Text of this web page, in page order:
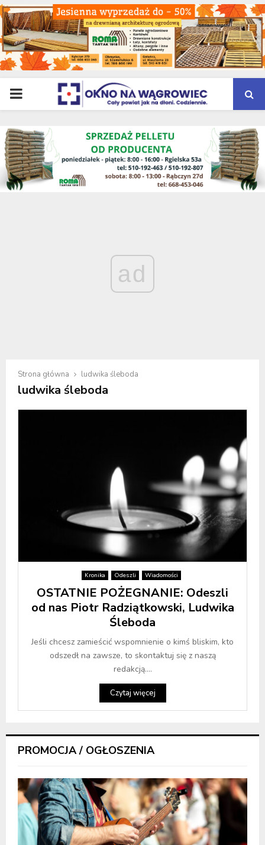
PRIMARY
MENU
ad
Strona główna ludwika śleboda
ludwika śleboda
Kronika Odeszli Wiadomości
OSTATNIE POŻEGNANIE: Odeszli
od nas Piotr Radziątkowski, Ludwika
Śleboda
Jeśli chcesz zamieścić wspomnienie o kimś bliskim, kto
odszedł na zawsze, to skontaktuj się z naszą
redakcją....
Czytaj więcej
PROMOCJA / OGŁOSZENIA